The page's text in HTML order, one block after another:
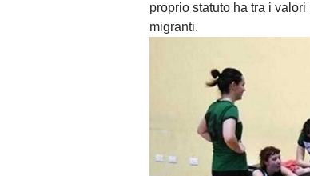
proprio statuto ha tra i
migranti.